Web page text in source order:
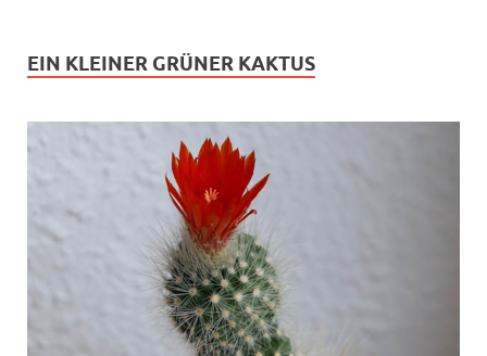
EIN KLEINER GRÜNER KAKTUS